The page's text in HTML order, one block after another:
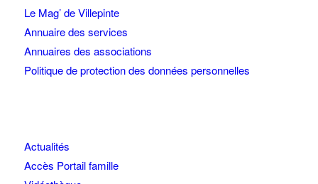
Le Mag’ de Villepinte
Annuaire des services
Annuaires des associations
Politique de protection des données personnelles
Actualités
Accès Portail famille